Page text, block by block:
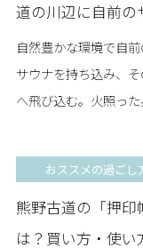
道の川辺に自前の
を持ち込み、楽
SEN.RETREAT
HONGU
自然豊かな環境で自
サウナを持ち込み、
へ飛び込む。火照っ
とができたら─そう考
ナ好きは少なくありま
テントサウナの設置が
おススメの過ごし
熊野古道の「押印
は？買い方・使い